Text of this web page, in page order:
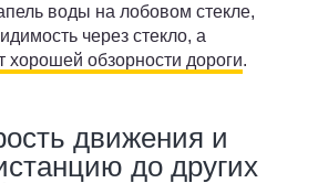
воды на лобовом стекле,
через стекло, а
хорошей обзорности дороги.
движения и
до других